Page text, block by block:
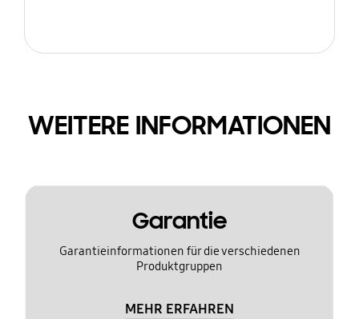
WEITERE INFORMATIONEN
Garantie
Garantieinformationen für die verschiedenen
Produktgruppen
MEHR ERFAHREN